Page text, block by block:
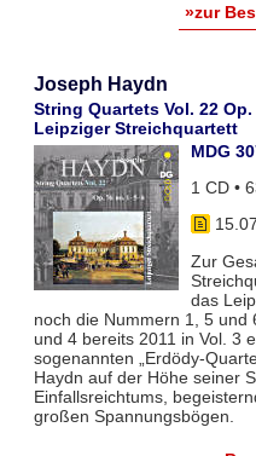
»zur
Joseph Haydn
String Quartets Vol. 22 Op.
Leipziger Streichquartett
MDG
1 CD •
Zur
das
noch die Nummern 1, 5 und
und 4 bereits 2011 in Vol. 3
sogenannten „Erdödy-
Haydn auf der Höhe seiner
Einfallsreichtums,
großen Spannungsbögen.